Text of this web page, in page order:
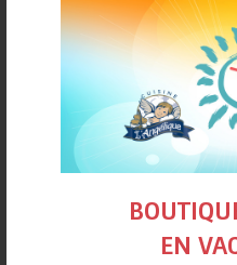
SOURCES :
https://
pedieAliments/
https://
astuces/les-bienfaits-
EN